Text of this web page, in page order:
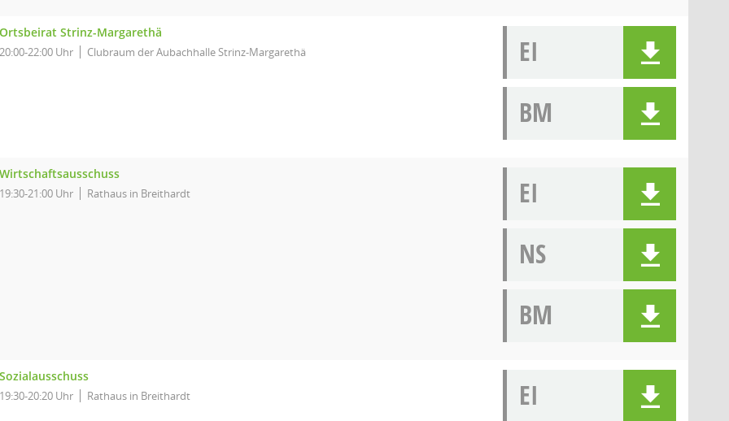
Ortsbeirat Strinz-Margarethä
20:00-22:00 Uhr Clubraum der Aubachhalle Strinz-Margarethä
EI
BM
Wirtschaftsausschuss
19:30-21:00 Uhr Rathaus in Breithardt
EI
NS
BM
Sozialausschuss
19:30-20:20 Uhr Rathaus in Breithardt
EI